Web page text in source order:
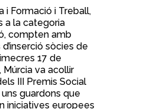
i Formació i Treball,
a la categoria
compten amb
sòcies de
17 de
va acollir
III Premis Social
uns guardons que
iniciatives europees